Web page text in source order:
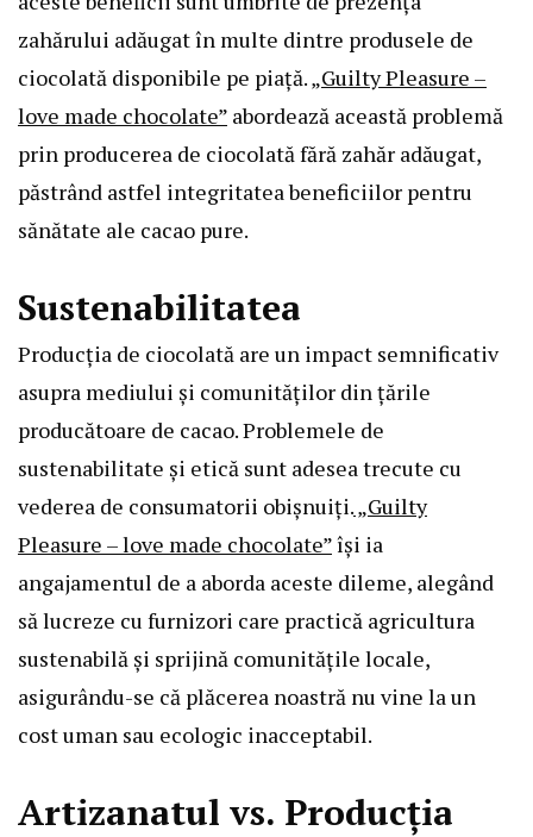
zahărului adăugat în multe dintre produsele de
ciocolată disponibile pe piață.„Guilty Pleasure –
love made chocolate” abordează această problemă
prin producerea de ciocolată fără zahăr adăugat,
păstrând astfel integritatea beneficiilor pentru
sănătate ale cacao pure.
Sustenabilitatea
Producția de ciocolată are un impact semnificativ
asupra mediului și comunităților din țările
producătoare de cacao. Problemele de
sustenabilitate și etică sunt adesea trecute cu
vederea de consumatorii obișnuiți.„Guilty
Pleasure – love made chocolate”își ia
angajamentul de a aborda aceste dileme, alegând
să lucreze cu furnizori care practică agricultura
sustenabilă și sprijină comunitățile locale,
asigurându-se că plăcerea noastră nu vine la un
cost uman sau ecologic inacceptabil.
Artizanatul vs. Producția